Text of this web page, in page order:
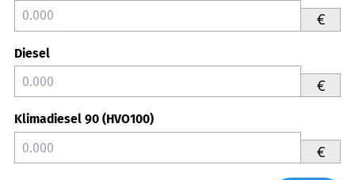
€
Diesel
€
Klimadiesel 90 (HVO100)
€